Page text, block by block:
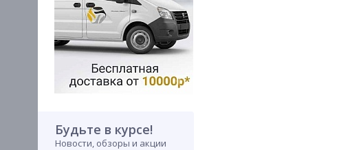
Будьте в курсе!
Новости, обзоры и акции